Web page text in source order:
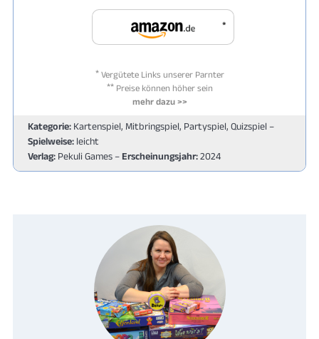
*
*Vergütete Links unserer Parnter
**Preise können höher sein
mehr dazu >>
Kategorie: Kartenspiel, Mitbringspiel, Partyspiel, Quizspiel –
Spielweise: leicht
Verlag: Pekuli Games – Erscheinungsjahr:2024